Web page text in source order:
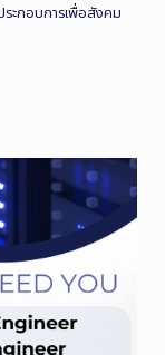
ระกอบการเพื่อสังคม